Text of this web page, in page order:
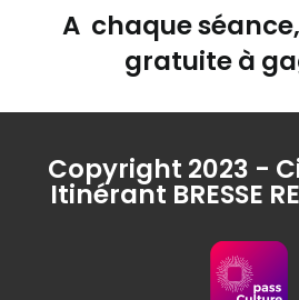
A chaque
gratuite à
Copyright 2023 -
Itinérant BRESSE